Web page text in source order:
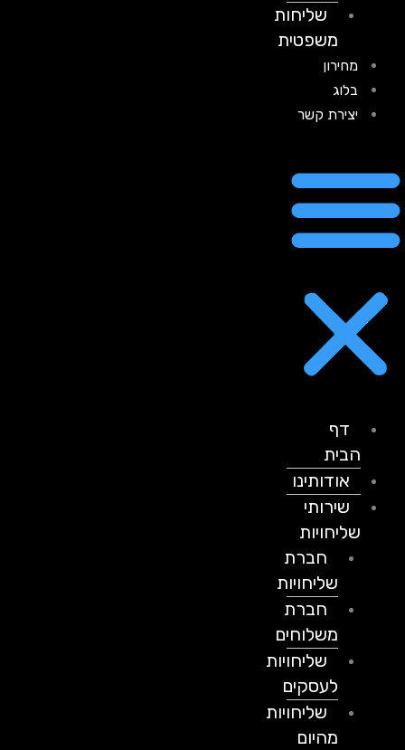
שליחות
משפטית
מחירון
בלוג
יצירת קשר
דף
הבית
אודותינו
שירותי
שליחויות
חברת
שליחויות
חברת
משלוחים
שליחויות
לעסקים
שליחויות
מהיום